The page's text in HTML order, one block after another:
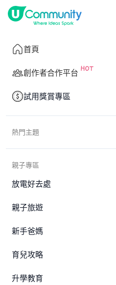
首頁
創作者合作平台
試用獎賞專區
熱門主題
親子專區
放電好去處
親子旅遊
新手爸媽
育兒攻略
升學教育